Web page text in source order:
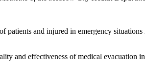
patients and injured in emergency
and effectiveness of medical evacuation